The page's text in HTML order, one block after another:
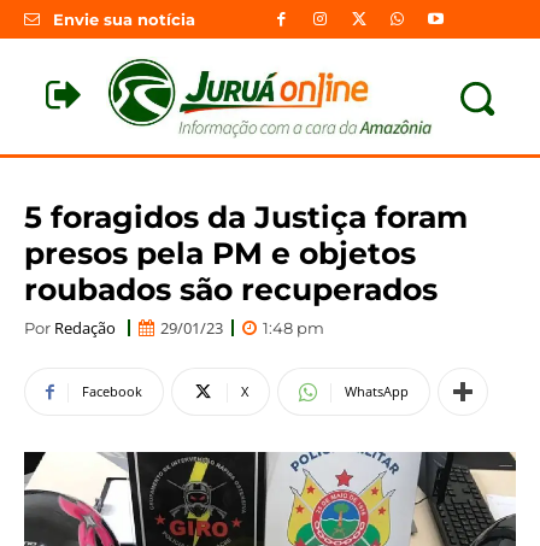
Envie sua notícia
5 foragidos da Justiça foram
presos pela PM e objetos
roubados são recuperados
Por Redação 29/01/23 1:48 pm
Facebook X WhatsApp